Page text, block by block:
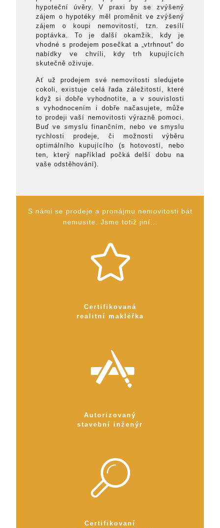
hypoteční úvěry. V praxi by se zvýšený
zájem o hypotéky měl proměnit ve zvýšený
zájem o koupi nemovitostí, tzn. zesílí
poptávka. To je další okamžik, kdy je
vhodné s prodejem posečkat a „vtrhnout“ do
nabídky ve chvíli, kdy trh kupujících
skutečně oživuje.
Ať už prodejem své nemovitosti sledujete
cokoli, existuje celá řada záležitostí, které
když si dobře vyhodnotíte, a v souvislosti
s vyhodnocením i dobře načasujete, může
to prodeji vaší nemovitosti výrazně pomoci.
Buď ve smyslu finančním, nebo ve smyslu
rychlosti prodeje, či možnosti výběru
optimálního kupujícího (s hotovostí, nebo
ten, který například počká delší dobu na
vaše odstěhování).
S námi se prodeje a pronájmu nemovitosti bát
nemusíte. Jsme totiž jiní...
Certifikovaná
realitní makléřka
Autorizovaný
stavební inženýr
Certifikovaní